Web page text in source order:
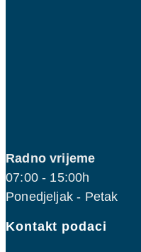
Radno vrijeme
07:00 - 15:00h
Ponedjeljak - Petak
Kontakt podaci